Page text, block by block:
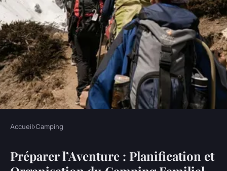
CAMPING
Aventure en Plein Air : Le
Accueil›Camping
Préparer l’Aventure : Planification et